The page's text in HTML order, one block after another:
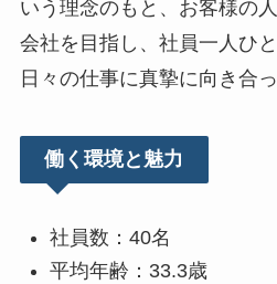
いう理念のもと、お客様の
会社を目指し、社員一人ひ
日々の仕事に真摯に向き合っ
働く環境と魅力
社員数：40名
平均年齢：33.3歳